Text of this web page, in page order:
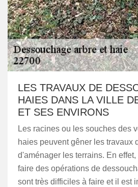
LES TRAVAUX DE
HAIES DANS LA VILLE
ET SES ENVIRONS
Les racines ou les souches des
haies peuvent gêner les travaux
d'aménager les terrains. En
faire des opérations de
sont très difficiles à faire et il est